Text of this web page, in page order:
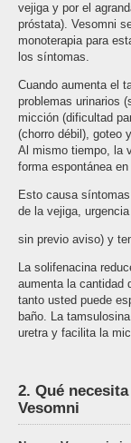
vejiga y por el
próstata). Vesomni
monoterapia para
los síntomas.
Cuando aumenta el
problemas urinarios
micción (dificultad
(chorro débil), goteo
Al mismo tiempo, la
forma espontánea
Esto causa
de la vejiga,
sin previo aviso) y
La solifenacina
aumenta la cantidad
tanto usted puede
baño. La
uretra y facilita la
2. Qué
Vesomni